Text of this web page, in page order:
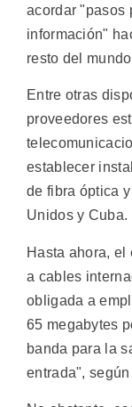
acordar "pasos
información"
resto del
Entre otras
proveedores
establecer
de fibra óptica
Unidos y Cuba.
Hasta ahora, el
a cables
obligada a
65 megabytes
banda para la
entrada",